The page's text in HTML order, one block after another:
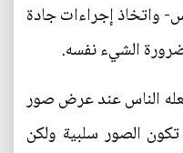
واتخاذ إجراءات جادة
الشيء نفسه.
الناس عند عرض صور
الصور سلبية ولكن